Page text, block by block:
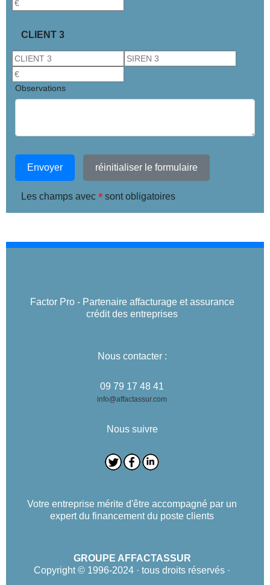
CLIENT 3
Observations
Envoyer réinitialiser le formulaire
Les champs avec * sont obligatoires
Factor Pro - Partenaire affacturage et assurance
crédit des entreprises
Nous contacter :
09 79 17 48 41
info@affactassur.com
Nous suivre
Votre entreprise mérite d'être accompagné par un
expert du financement du poste clients
GROUPE AFFACTASSUR
Copyright © 1996-2024 · tous droits réservés ·